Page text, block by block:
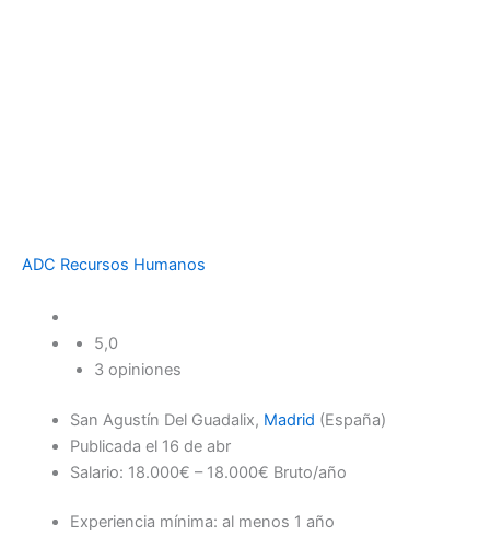
ADC Recursos Humanos
5,0
3 opiniones
San Agustín Del Guadalix, Madrid (España)
Publicada el 16 de abr
Salario: 18.000€ – 18.000€ Bruto/año
Experiencia mínima: al menos 1 año